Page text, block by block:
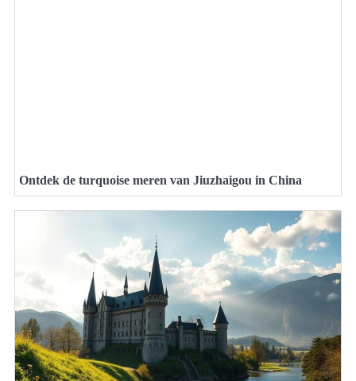
Ontdek de turquoise meren van Jiuzhaigou in China